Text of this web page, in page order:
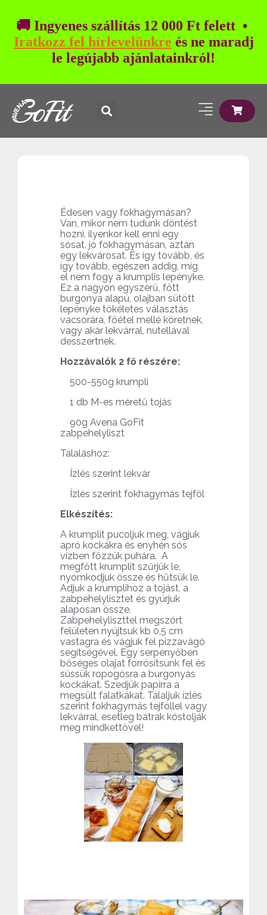
🚚 Ingyenes szállítás 12 000 Ft felett •
Iratkozz fel hírlevelünkre és ne maradj
le legújabb ajánlatainkról!
Édesen vagy fokhagymásan?
Van, mikor nem tudunk döntést
hozni, ilyenkor kell enni egy
sósat, jó fokhagymásan, aztán
egy lekvárosat. És így tovább, és
így tovább, egészen addig, míg
el nem fogy a krumplis lepényke.
Ez a nagyon egyszerű, főtt
burgonya alapú, olajban sütött
lepényke tökéletes választás
vacsorára, főétel mellé köretnek,
vagy akár lekvárral, nutellával
desszertnek.
Hozzávalók 2 fő részére:
500-550g krumpli
1 db M-es méretű tojás
90g Avena GoFit
zabpehelyliszt
Tálaláshoz:
Ízlés szerint lekvár
Ízlés szerint fokhagymás tejföl
Elkészítés:
A krumplit pucoljuk meg, vágjuk
apró kockákra és enyhén sós
vízben főzzük puhára. A
megfőtt krumplit szűrjük le,
nyomkodjuk össze és hűtsük le.
Adjuk a krumplihoz a tojást, a
zabpehelylisztet és gyúrjuk
alaposan össze.
Zabpehelyliszttel megszórt
felületen nyújtsuk kb 0,5 cm
vastagra és vágjuk fel pizzavágó
segítségével. Egy serpenyőben
bőséges olajat forrósítsunk fel és
süssük ropogósra a burgonyás
kockákat. Szedjük papírra a
megsült falatkákat. Tálaljuk ízlés
szerint fokhagymás tejföllel vagy
lekvárral, esetleg bátrak kóstolják
meg mindkettővel!